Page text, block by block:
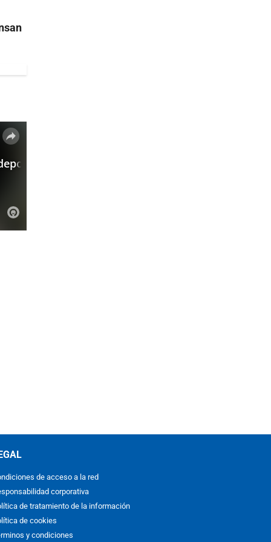
de acceso a la red
corporativa
de tratamiento de la información
de cookies
y condiciones